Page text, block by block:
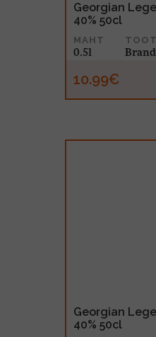
Georgian
40% 50cl
MAHT
0.5l
10.99€
Georgian
40% 50cl